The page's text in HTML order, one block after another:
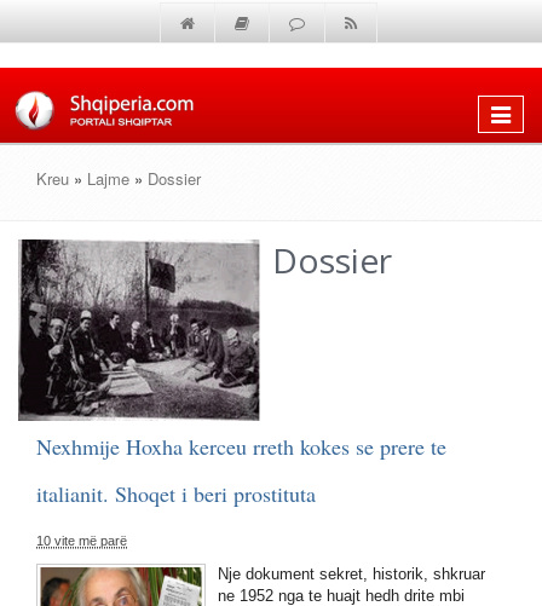
Shfaq
Kreu » Lajme » Dossier
Dossier
Nexhmije Hoxha kerceu rreth kokes se prere te
italianit. Shoqet i beri prostituta
10 vite më parë
Nje dokument sekret, historik, shkruar
ne 1952 nga te huajt hedh drite mbi